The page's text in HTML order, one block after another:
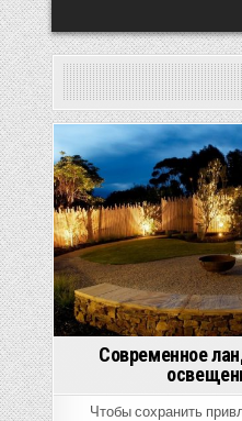
Posted
in
Современное
Чтобы сохранить